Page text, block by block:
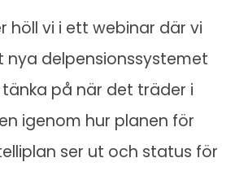
höll vi i ett webinar där vi
nya delpensionssystemet
på när det träder i
igenom hur planen för
ser ut och status för